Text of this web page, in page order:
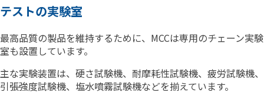
テストの実験室
最高品質の製品を維持するために、MCCは専用のチェーン実験
室も設置しています。
主な実験装置は、硬さ試験機、耐摩耗性試験機、疲労試験機、
引張強度試験機、塩水噴霧試験機などを揃えています。